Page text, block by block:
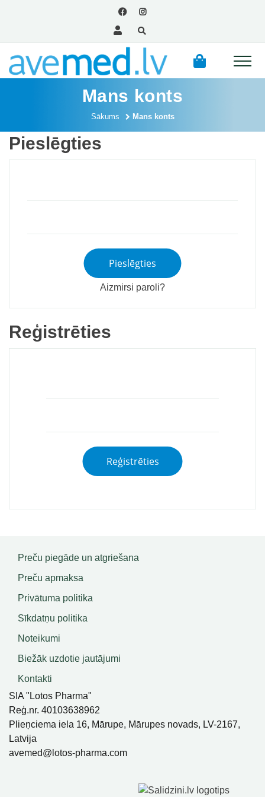
Mans konts
Sākums Mans konts
Pieslēgties
Pieslēgties
Aizmirsi paroli?
Reģistrēties
Reģistrēties
Preču piegāde un atgriešana
Preču apmaksa
Privātuma politika
Sīkdatņu politika
Noteikumi
Biežāk uzdotie jautājumi
Kontakti
SIA "Lotos Pharma"
Reģ.nr. 40103638962
Plieņciema iela 16, Mārupe, Mārupes novads, LV-2167,
Latvija
avemed@lotos-pharma.com